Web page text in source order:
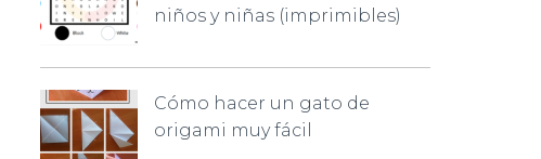
niños y niñas (imprimibles)
Cómo hacer un gato de
origami muy fácil